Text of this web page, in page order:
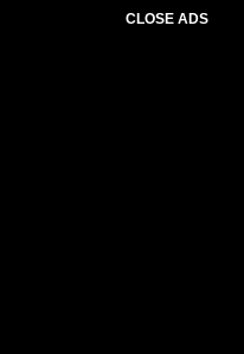
CLOSE ADS